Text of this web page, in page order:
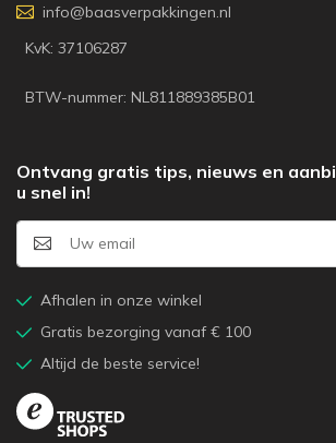
info@baasverpakkingen.nl
KvK: 37106287
BTW-nummer: NL811889385B01
Ontvang gratis tips, nieuws en
u snel in!
Afhalen in onze winkel
Gratis bezorging vanaf € 100
Altijd de beste service!